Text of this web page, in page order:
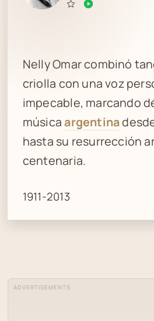
Nelly Omar combinó
criolla con una voz
impecable, marcando
música argentina
hasta su resurrección
centenaria.
1911-2013
ADVERTISEMENTS